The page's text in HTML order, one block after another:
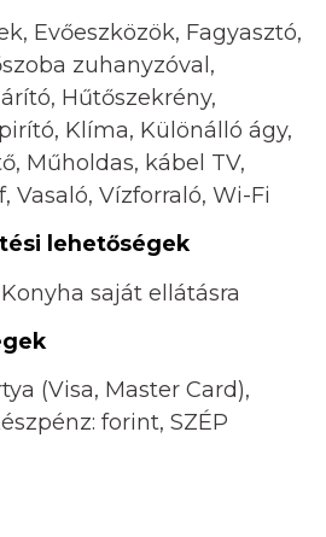
Evőeszközök, Fagyasztó,
zuhanyzóval,
Hűtőszekrény,
Klíma, Különálló ágy,
Műholdas, kábel TV,
Vasaló, Vízforraló, Wi-Fi
lehetőségek
saját ellátásra
(Visa, Master Card),
forint, SZÉP